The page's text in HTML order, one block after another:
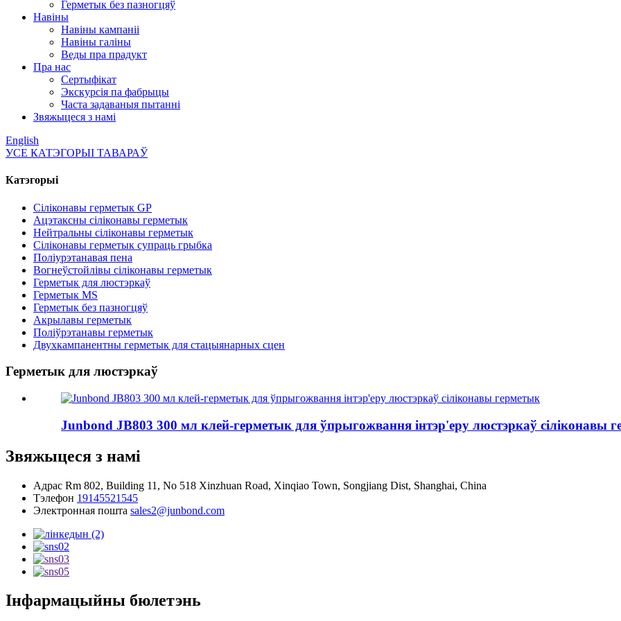
Герметык без пазногцяў
Навіны
Навіны кампаніі
Навіны галіны
Веды пра прадукт
Пра нас
Сертыфікат
Экскурсія па фабрыцы
Часта задаваныя пытанні
Звяжыцеся з намі
English
УСЕ КАТЭГОРЫІ ТАВАРАЎ
Катэгорыі
Сіліконавы герметык GP
Ацэтаксны сіліконавы герметык
Нейтральны сіліконавы герметык
Сіліконавы герметык супраць грыбка
Поліурэтанавая пена
Вогнеўстойлівы сіліконавы герметык
Герметык для люстэркаў
Герметык MS
Герметык без пазногцяў
Акрылавы герметык
Поліўрэтанавы герметык
Двухкампанентны герметык для стацыянарных сцен
Герметык для люстэркаў
Junbond JB803 300 мл клей-герметык для ўпрыгожвання інтэр'еру люстэркаў сіліконавы
Звяжыцеся з намі
Адрас Rm 802, Building 11, No 518 Xinzhuan Road, Xinqiao Town, Songjiang Dist, Shanghai, China
Тэлефон 19145521545
Электронная пошта sales2@junbond.com
Інфармацыйны бюлетэнь